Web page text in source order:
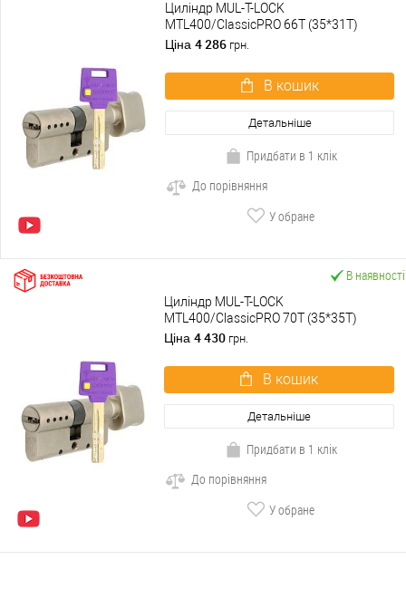
Циліндр MUL-T-LOCK
MTL400/ClassicPRO 66T (35*31T)
нікель сатин
Ціна 4 286 грн.
В кошик
Детальніше
Придбати в 1 клік
До порівняння
У обране
В наявності
Циліндр MUL-T-LOCK
MTL400/ClassicPRO 70T (35*35T)
нікель сатин
Ціна 4 430 грн.
В кошик
Детальніше
Придбати в 1 клік
До порівняння
У обране